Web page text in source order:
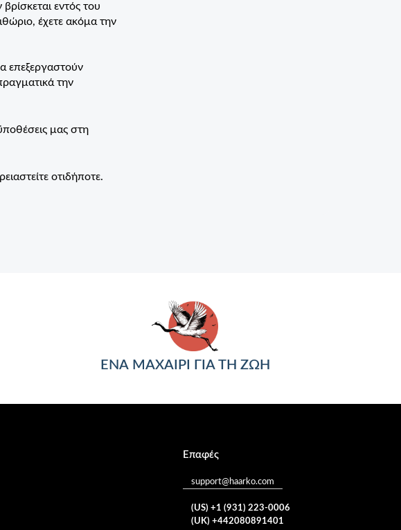
εντός του
έχετε ακόμα την
επεξεργαστούν
την
μας στη
οτιδήποτε.
ΕΝΑ ΜΑΧΑΙΡΙ ΓΙΑ ΤΗ ΖΩΗ
Επαφές
support@haarko.com
(US) +1 (931) 223-0006
(UK) +442080891401